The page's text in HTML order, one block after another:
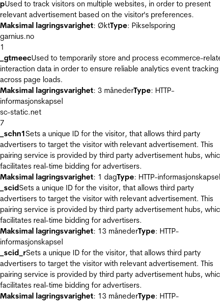
pUsed to track visitors on multiple websites, in order to present
relevant advertisement based on the visitor's preferences.
Maksimal lagringsvarighet: ØktType: Pikselsporing
garnius.no
1
_gtmeecUsed to temporarily store and process ecommerce-
interaction data in order to ensure reliable analytics event tracking
across page loads.
Maksimal lagringsvarighet: 3 månederType: HTTP-
informasjonskapsel
sc-static.net
7
_schn1Sets a unique ID for the visitor, that allows third party
advertisers to target the visitor with relevant advertisement. This
pairing service is provided by third party advertisement hubs,
facilitates real-time bidding for advertisers.
Maksimal lagringsvarighet: 1 dagType: HTTP-informasjonskapsel
_scidSets a unique ID for the visitor, that allows third party
advertisers to target the visitor with relevant advertisement. This
pairing service is provided by third party advertisement hubs,
facilitates real-time bidding for advertisers.
Maksimal lagringsvarighet: 13 månederType: HTTP-
informasjonskapsel
_scid_rSets a unique ID for the visitor, that allows third party
advertisers to target the visitor with relevant advertisement. This
pairing service is provided by third party advertisement hubs,
facilitates real-time bidding for advertisers.
Maksimal lagringsvarighet: 13 månederType: HTTP-